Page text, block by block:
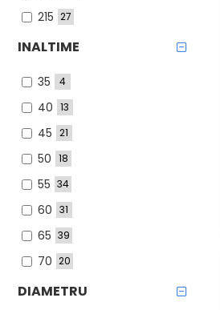
215 27
225 18
245 12
7
275 3
285 1
295 4
8
INALTIME
35 4
40 13
45 21
50 18
55 34
60 31
65 39
70 20
75 6
DIAMETRU